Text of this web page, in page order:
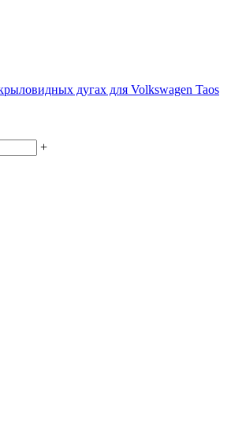
дугах для Volkswagen Taos
+